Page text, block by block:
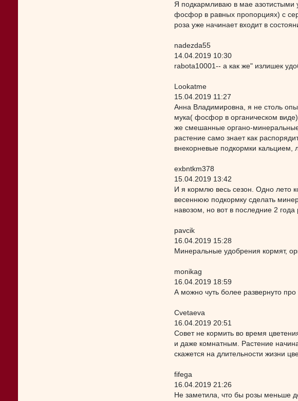
Я подкармливаю в мае азотистыми
фосфор в равных пропорциях) с
роза уже начинает входит в
nadezda55
14.04.2019 10:30
rabota10001-- а как же" излишек
Lookatme
15.04.2019 11:27
Анна Владимировна, я не столь
мука( фосфор в органическом
же смешанные органо-минеральные
растение само знает как
внекорневые подкормки кальцием,
exbntkm378
15.04.2019 13:42
И я кормлю весь сезон. Одно лето
весеннюю подкормку сделать
навозом, но вот в последние 2
pavcik
16.04.2019 15:28
Минеральные удобрения кормят,
monikag
16.04.2019 18:59
А можно чуть более развернуто
Cvetaeva
16.04.2019 20:51
Совет не кормить во время
и даже комнатным. Растение
скажется на длительности жизни
fifega
16.04.2019 21:26
Не заметила, что бы розы меньше